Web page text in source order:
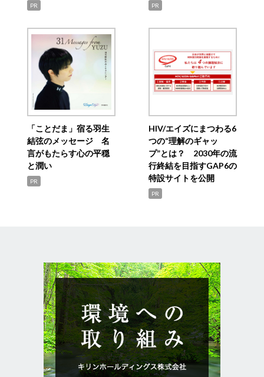
PR PR
「ことだま」宿る羽生
結弦のメッセージ 名
言がもたらす心の平穏
と潤い
PR
HIV/エイズにまつわる6
つの“理解のギャッ
プ”とは？ 2030年の流
行終結を目指すGAP6の
特設サイトを公開
PR